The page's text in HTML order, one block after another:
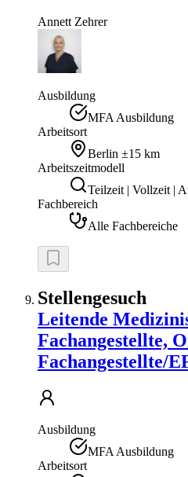
Annett Zehrer
Ausbildung
MFA Ausbildung
Arbeitsort
Berlin ±15 km
Arbeitszeitmodell
Teilzeit | Vollzeit |
Fachbereich
Alle Fachbereiche
Stellengesuch
Leitende
Fachangestellte,
Fachangestellte/
Ausbildung
MFA Ausbildung
Arbeitsort